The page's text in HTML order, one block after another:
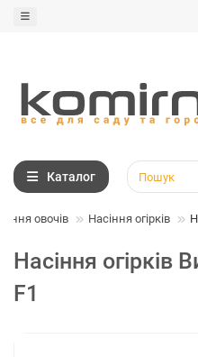
Каталог
овочів Насіння огірків
Насіння огірків
F1